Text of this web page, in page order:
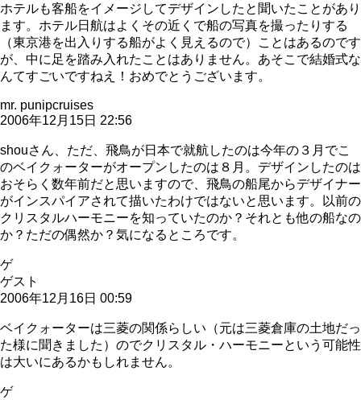
ホテルも客船をイメージしてデザインしたと聞いたことがあり
ます。ホテル日航はよくその近くで船の写真を撮ったりする
（東京港を出入りする船がよく見えるので）ことはあるのです
が、中に足を踏み入れたことはありません。あそこで結婚式な
んてすごいですねえ！おめでとうございます。
mr. punipcruises
2006年12月15日 22:56
shouさん、ただ、飛鳥が日本で就航したのは今年の３月でこ
のベイクォーターがオープンしたのは８月。デザインしたのは
おそらく数年前だと思いますので、飛鳥の船尾からデザイナー
がインスパイアされて描いたわけではないと思います。以前の
クリスタルハーモニーを知っていたのか？それとも他の船なの
か？ただの偶然か？気になるところです。
ゲ
ゲスト
2006年12月16日 00:59
ベイクォーターは三菱の関係らしい（元は三菱倉庫の土地だっ
た様に聞きました）のでクリスタル・ハーモニーという可能性
は大いにあるかもしれません。
ゲ